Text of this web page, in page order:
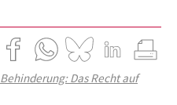
Behinderung: Das Recht auf